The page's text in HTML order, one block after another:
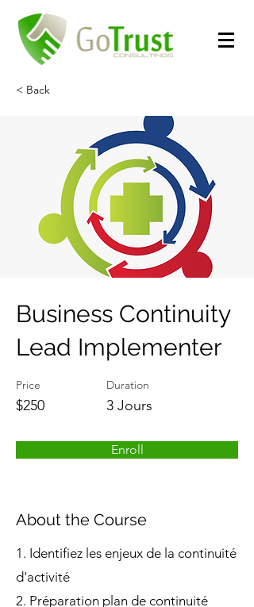
< Back
Business Continuity
Lead Implementer
Price
$250
Duration
3 Jours
Enroll
About the Course
1. Identifiez les enjeux de la continuité
d'activité
2. Préparation plan de continuité